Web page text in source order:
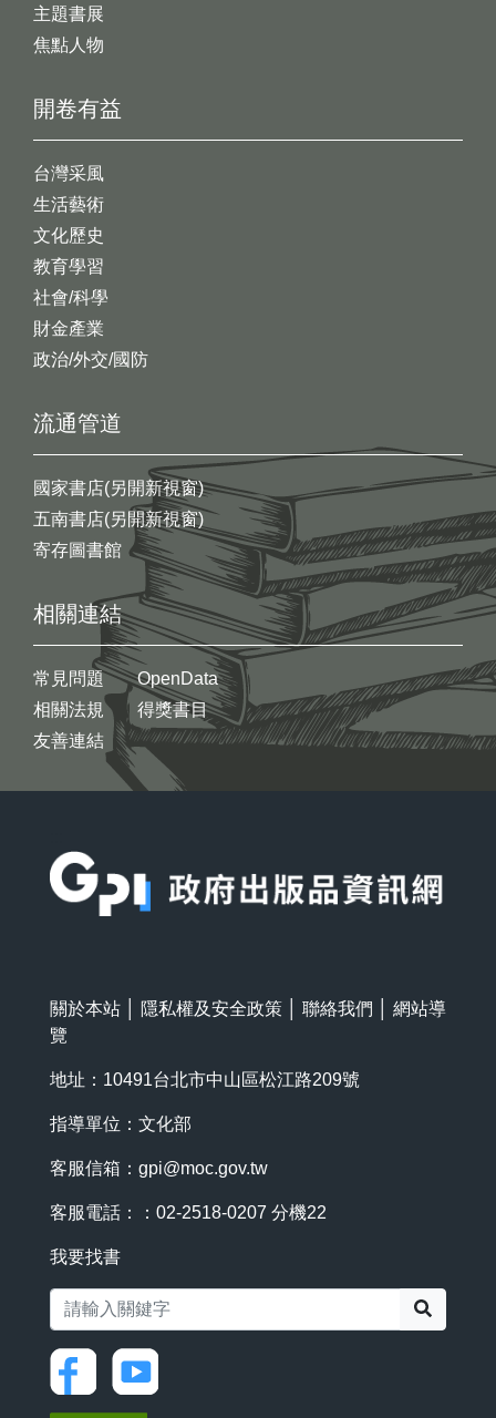
開卷有益
台灣采風
生活藝術
文化歷史
教育學習
社會/科學
財金產業
政治/外交/國防
主題書展
焦點人物
流通管道
國家書店(另開新視窗)
五南書店(另開新視窗)
寄存圖書館
相關連結
常見問題
相關法規
友善連結
OpenData
得獎書目
關於本站 隱私權及安全政策 聯絡我們
網站導
覽
地址：10491台北市中山區松江路209號
指導單位：文化部
客服信箱： gpi@moc.gov.tw
客服電話：：02-2518-0207 分機22
我要找書